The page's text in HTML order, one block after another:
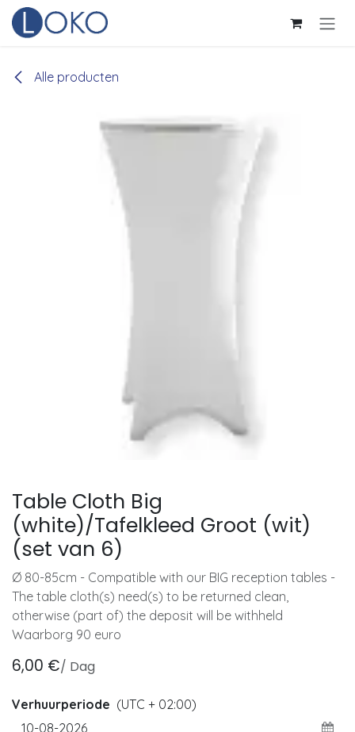
Overslaan naar inhoud
Alle producten
Table Cloth Big
(white)/Tafelkleed Groot (wit)
(set van 6)
Ø 80-85cm - Compatible with our BIG reception tables -
The table cloth(s) need(s) to be returned clean,
otherwise (part of) the deposit will be withheld
Waarborg 90 euro
6,00 €/ Dag
Verhuurperiode (UTC + 02:00)